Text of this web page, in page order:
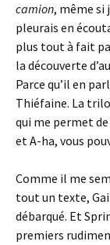
camion, même si
pleurais en
plus tout à fait
la découverte
Parce qu’il en
Thiéfaine. La
qui me permet
et A-ha, vous
Comme il me
tout un texte,
débarqué. Et
premiers